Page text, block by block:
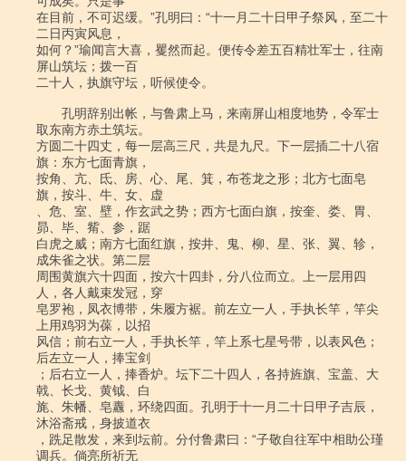
在目前，不可迟缓。”孔明曰：“十一月二十日甲子祭风，至二十
二日丙寅风息，
如何？”瑜闻言大喜，矍然而起。便传令差五百精壮军士，往南
屏山筑坛；拨一百
二十人，执旗守坛，听候使令。
孔明辞别出帐，与鲁肃上马，来南屏山相度地势，令军士
取东南方赤土筑坛。
方圆二十四丈，每一层高三尺，共是九尺。下一层插二十八宿
旗：东方七面青旗，
按角、亢、氐、房、心、尾、箕，布苍龙之形；北方七面皂
旗，按斗、牛、女、虚
、危、室、壁，作玄武之势；西方七面白旗，按奎、娄、胃、
昴、毕、觜、参，踞
白虎之威；南方七面红旗，按井、鬼、柳、星、张、翼、轸，
成朱雀之状。第二层
周围黄旗六十四面，按六十四卦，分八位而立。上一层用四
人，各人戴束发冠，穿
皂罗袍，凤衣博带，朱履方裾。前左立一人，手执长竿，竿尖
上用鸡羽为葆，以招
风信；前右立一人，手执长竿，竿上系七星号带，以表风色；
后左立一人，捧宝剑
；后右立一人，捧香炉。坛下二十四人，各持旌旗、宝盖、大
戟、长戈、黄钺、白
旄、朱幡、皂纛，环绕四面。孔明于十一月二十日甲子吉辰，
沐浴斋戒，身披道衣
，跣足散发，来到坛前。分付鲁肃曰：“子敬自往军中相助公瑾
调兵。倘亮所祈无